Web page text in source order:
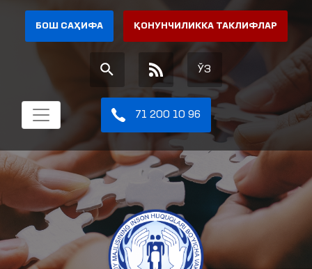
БОШ САҲИФА ҚОНУНЧИЛИККА ТАКЛИФЛАР
ЎЗ
71 200 10 96